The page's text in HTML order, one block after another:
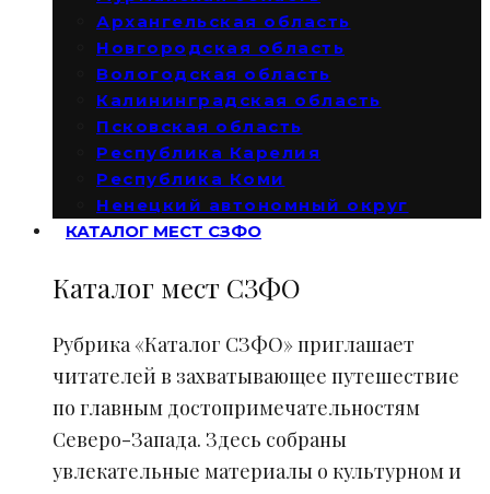
Архангельская область
Новгородская область
Вологодская область
Калининградская область
Псковская область
Республика Карелия
Республика Коми
Ненецкий автономный округ
КАТАЛОГ МЕСТ СЗФО
Каталог мест СЗФО
Рубрика «Каталог СЗФО» приглашает
читателей в захватывающее путешествие
по главным достопримечательностям
Северо-Запада. Здесь собраны
увлекательные материалы о культурном и